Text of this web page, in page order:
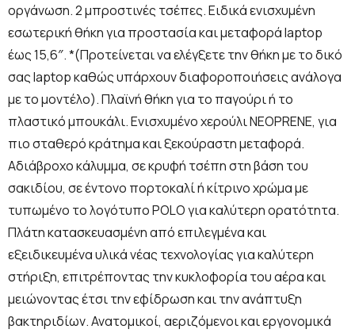
οργάνωση. 2 μπροστινές τσέπες. Ειδικά ενισχυμένη
εσωτερική θήκη για προστασία και μεταφορά laptop
έως 15,6″. *(Προτείνεται να ελέγξετε την θήκη με το δικό
σας laptop καθώς υπάρχουν διαφοροποιήσεις ανάλογα
με το μοντέλο). Πλαϊνή θήκη για το παγούρι ή το
πλαστικό μπουκάλι. Ενισχυμένο χερούλι NEOPRENE, για
πιο σταθερό κράτηµα και ξεκούραστη μεταφορά.
Αδιάβροχο κάλυμμα, σε κρυφή τσέπη στη βάση του
σακιδίου, σε έντονο πορτοκαλί ή κίτρινο χρώμα με
τυπωμένο το λογότυπο POLO για καλύτερη ορατότητα.
Πλάτη κατασκευασμένη από επιλεγμένα και
εξειδικευμένα υλικά νέας τεχνολογίας για καλύτερη
στήριξη, επιτρέποντας την κυκλοφορία του αέρα και
μειώνοντας έτσι την εφίδρωση και την ανάπτυξη
βακτηριδίων. Ανατομικοί, αεριζόμενοι και εργονομικά